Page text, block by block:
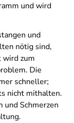
und wird
und
nötig sind,
zum
Die
schneller;
nicht mithalten.
und Schmerzen